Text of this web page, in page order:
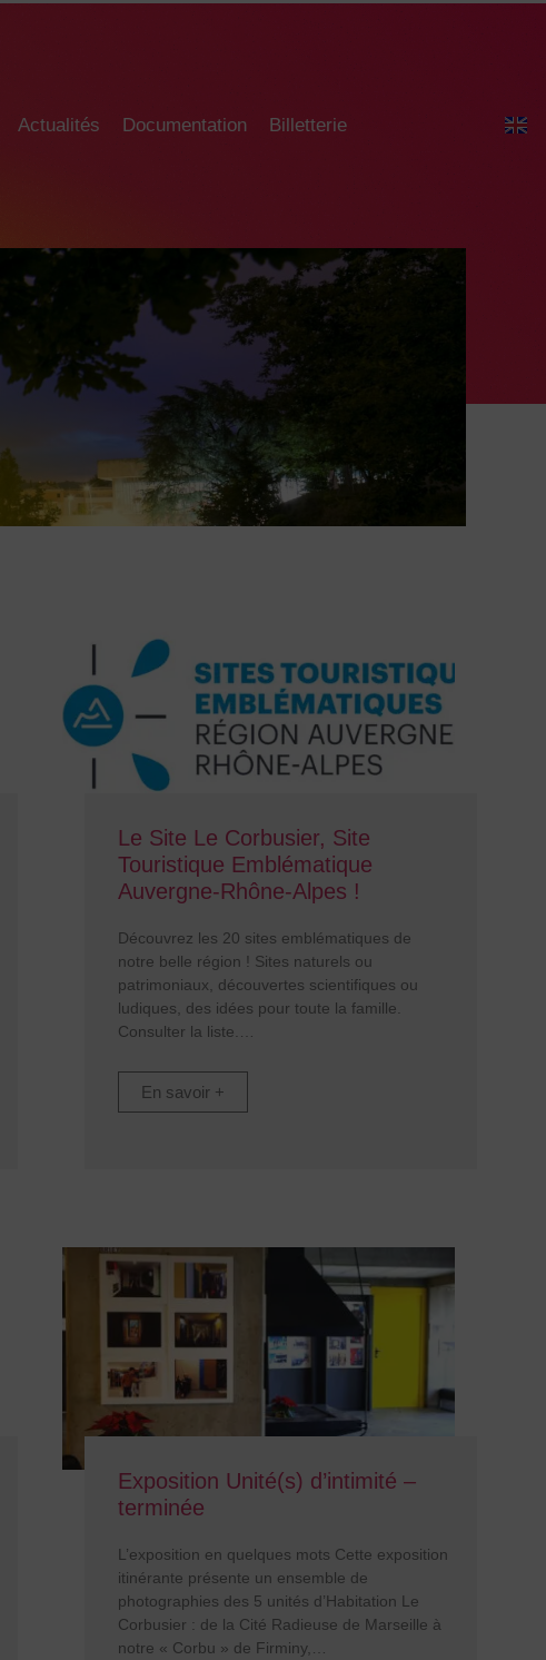
Actualités Documentation Billetterie
Le Site Le Corbusier, Site
Touristique Emblématique
Auvergne-Rhône-Alpes !
Découvrez les 20 sites emblématiques de
notre belle région ! Sites naturels ou
patrimoniaux, découvertes scientifiques ou
ludiques, des idées pour toute la famille.
Consulter la liste.
En savoir +
Exposition Unité(s) d’intimité –
terminée
L’exposition en quelques mots Cette exposition
itinérante présente un ensemble de
photographies des 5 unités d’Habitation Le
Corbusier : de la Cité Radieuse de Marseille à
notre « Corbu » de Firminy,